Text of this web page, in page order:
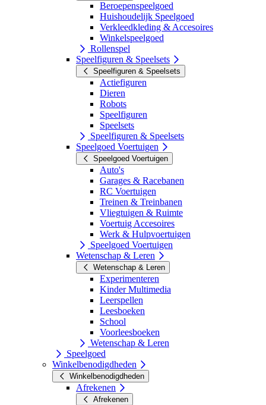
Beroepenspeelgoed
Huishoudelijk Speelgoed
Verkleedkleding & Accesoires
Winkelspeelgoed
Rollenspel
Speelfiguren & Speelsets
Speelfiguren & Speelsets
Actiefiguren
Dieren
Robots
Speelfiguren
Speelsets
Speelfiguren & Speelsets
Speelgoed Voertuigen
Speelgoed Voertuigen
Auto's
Garages & Racebanen
RC Voertuigen
Treinen & Treinbanen
Vliegtuigen & Ruimte
Voertuig Accesoires
Werk & Hulpvoertuigen
Speelgoed Voertuigen
Wetenschap & Leren
Wetenschap & Leren
Experimenteren
Kinder Multimedia
Leerspellen
Leesboeken
School
Voorleesboeken
Wetenschap & Leren
Speelgoed
Winkelbenodigdheden
Winkelbenodigdheden
Afrekenen
Afrekenen